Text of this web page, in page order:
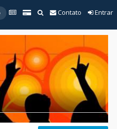
Contato Entrar